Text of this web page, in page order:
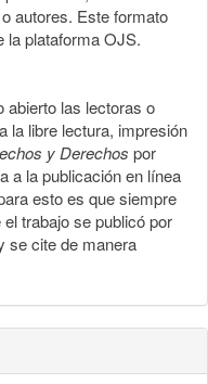
autores. Este formato
la plataforma OJS.
abierto las lectoras o
la libre lectura, impresión
y Derechos por
a la publicación en línea
esto es que siempre
trabajo se publicó por
se cite de manera